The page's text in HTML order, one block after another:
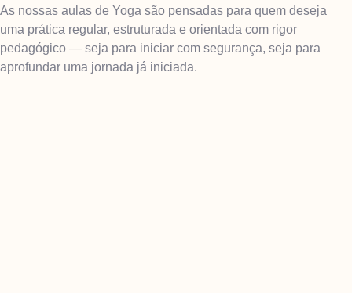
As nossas aulas de Yoga são pensadas para quem deseja
uma prática regular, estruturada e orientada com rigor
pedagógico — seja para iniciar com segurança, seja para
aprofundar uma jornada já iniciada.